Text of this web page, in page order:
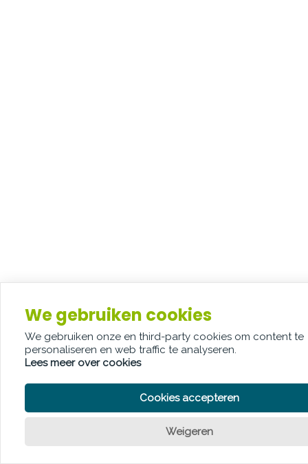
We gebruiken cookies
We gebruiken onze en third-party cookies om content te
personaliseren en web traffic te analyseren.
Lees meer over cookies
Cookies accepteren
Weigeren